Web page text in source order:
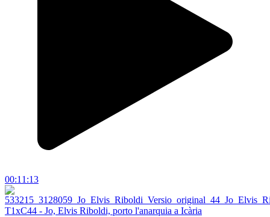
00:11:13
T1xC44 - Jo, Elvis Riboldi, porto l'anarquia a Icària